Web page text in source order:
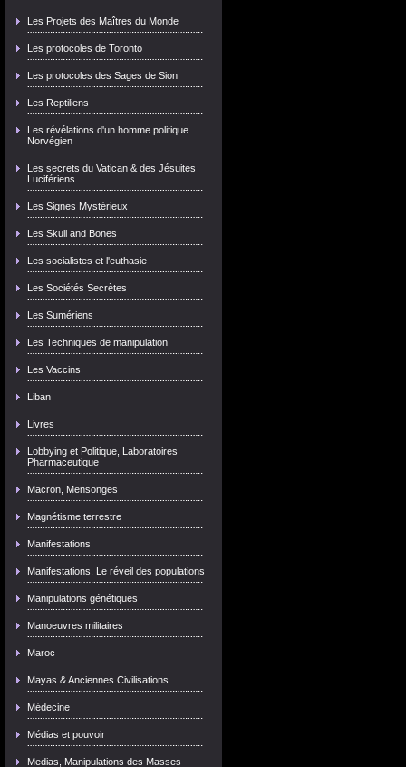
Les Projets des Maîtres du Monde
Les protocoles de Toronto
Les protocoles des Sages de Sion
Les Reptiliens
Les révélations d'un homme politique
Norvégien
Les secrets du Vatican & des Jésuites
Lucifériens
Les Signes Mystérieux
Les Skull and Bones
Les socialistes et l'euthasie
Les Sociétés Secrètes
Les Sumériens
Les Techniques de manipulation
Les Vaccins
Liban
Livres
Lobbying et Politique, Laboratoires
Pharmaceutique
Macron, Mensonges
Magnétisme terrestre
Manifestations
Manifestations, Le réveil des populations
Manipulations génétiques
Manoeuvres militaires
Maroc
Mayas & Anciennes Civilisations
Médecine
Médias et pouvoir
Medias, Manipulations des Masses